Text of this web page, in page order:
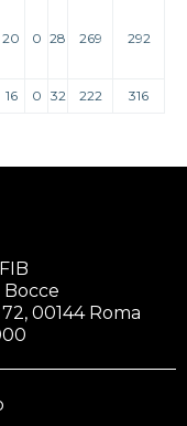
20 0 28 269 292
16 0 32 222 316
Bocce
00144 Roma